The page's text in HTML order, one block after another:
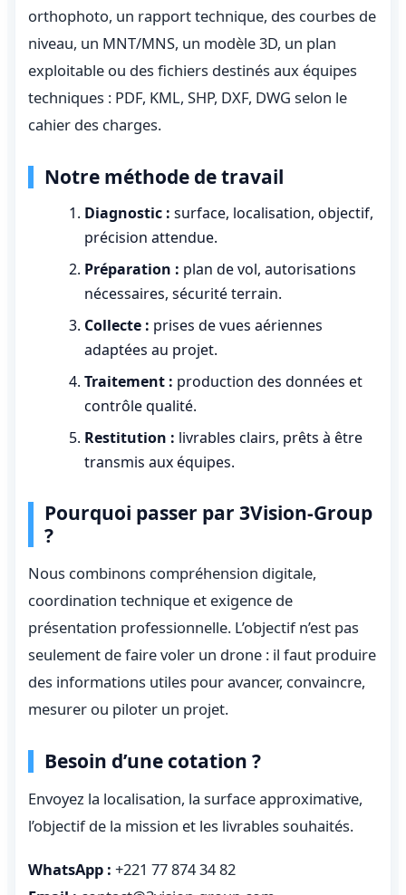
orthophoto, un rapport technique, des courbes de
niveau, un MNT/MNS, un modèle 3D, un plan
exploitable ou des fichiers destinés aux équipes
techniques : PDF, KML, SHP, DXF, DWG selon le
cahier des charges.
Notre méthode de travail
Diagnostic : surface, localisation, objectif,
précision attendue.
Préparation : plan de vol, autorisations
nécessaires, sécurité terrain.
Collecte : prises de vues aériennes
adaptées au projet.
Traitement : production des données et
contrôle qualité.
Restitution : livrables clairs, prêts à être
transmis aux équipes.
Pourquoi passer par 3Vision-Group
?
Nous combinons compréhension digitale,
coordination technique et exigence de
présentation professionnelle. L’objectif n’est pas
seulement de faire voler un drone : il faut produire
des informations utiles pour avancer, convaincre,
mesurer ou piloter un projet.
Besoin d’une cotation ?
Envoyez la localisation, la surface approximative,
l’objectif de la mission et les livrables souhaités.
WhatsApp : +221 77 874 34 82